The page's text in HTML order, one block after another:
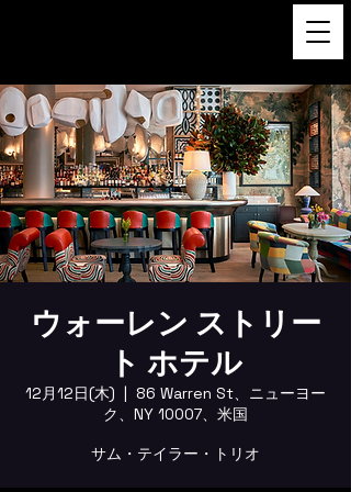
ウォーレン ストリー
ト ホテル
12月12日(木)
  |
86 Warren St、ニューヨー
ク、NY 10007、米国
サム・テイラー・トリオ